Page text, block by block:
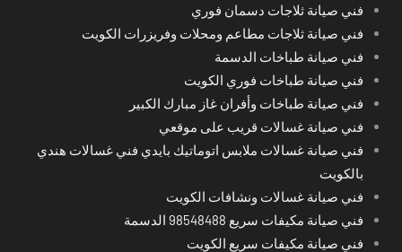
فني صيانة ثلاجات دسمان فوري
فني صيانة ثلاجات مطاعم ومحلات وفريزرات الكويت
فني صيانة طباخات الدسمة
فني صيانة طباخات فوري الكويت
فني صيانة طباخات وأفران غاز مبارك الكبير
فني صيانة غسالات قريب على موقعي
فني صيانة غسالات ملابس اتوماتيك بايدي فني غسالات هندي
بالكويت
فني صيانة غسالات ونشافات الكويت
فني صيانة مكيفات سريع 98548488 الدسمة
فني صيانة مكيفات سريع الكويت